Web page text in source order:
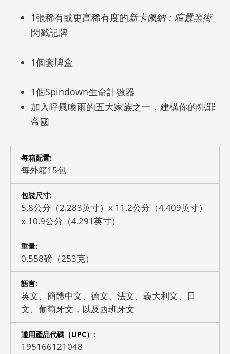
1張稀有或更高稀有度的新卡佩納：喧囂黑街
閃戳記牌
1個套牌盒
1個Spindown生命計數器
加入呼風喚雨的五大家族之一，建構你的犯罪
帝國
每箱配置:
每外箱15包
包裝尺寸:
5.8公分（2.283英寸）x 11.2公分（4.409英寸）
x 10.9公分（4.291英寸）
重量:
0.558磅（253克）
語言:
英文、簡體中文、德文、法文、義大利文、日
文、葡萄牙文，以及西班牙文
通用產品代碼（UPC）:
195166121048